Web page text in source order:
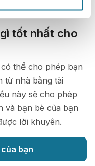
tốt nhất cho
có thể cho phép bạn
từ nhà bằng tài
này sẽ cho phép
và bạn bè của bạn
lời khuyên.
bạn